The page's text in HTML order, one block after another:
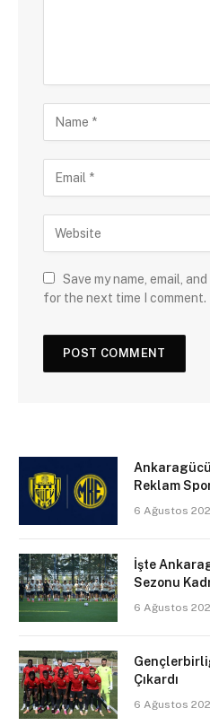
Save my name, email,
for the next time I comment.
Reklam
6 Ağustos
İşte
Sezonu
6 Ağustos
Çıkardı
6 Ağustos